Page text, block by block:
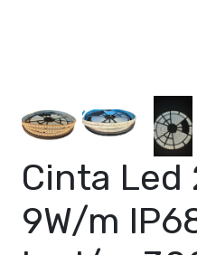
Cinta Led
9W/m